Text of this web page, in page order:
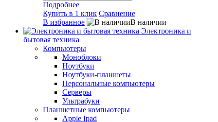
Подробнее
Купить в 1 клик Сравнение
В избранное
В наличии
Электроника и
бытовая техника
Компьютеры
Моноблоки
Ноутбуки
Ноутбуки-планшеты
Персональные компьютеры
Серверы
Ультрабуки
Планшетные компьютеры
Apple Ipad